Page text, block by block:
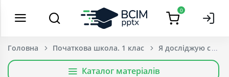
0
Головна Початкова школа. 1 клас Я досліджую світ
Каталог матеріалів